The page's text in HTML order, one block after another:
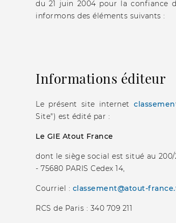
du 21 juin 2004 pour la confiance
informons des éléments suivants :
Informations éditeur
Le présent site internet
Site") est édité par :
Le GIE Atout France
dont le siège social est situé au 200/
- 75680 PARIS Cedex 14,
Courriel : classement@atout-
RCS de Paris : 340 709 211